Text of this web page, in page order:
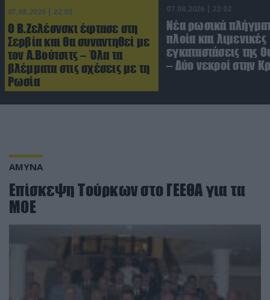
07.08.2026 | 22:02
Ο Β.Ζελέσνσκι έφτασε στη
Σερβία και θα συναντηθεί με
τον Α.Βούτσιτς – Όλα τα
βλέμματα στις σχέσεις με τη
Ρωσία
07.08.2026 | 22:02
Νέα ρωσικά
πλοία και λιμενικές
εγκαταστάσεις της
– Δύο νεκροί στην
ΑΜΥΝΑ
Επίσκεψη Τούρκων στο ΓΕΕΘΑ για τα
ΜΟΕ